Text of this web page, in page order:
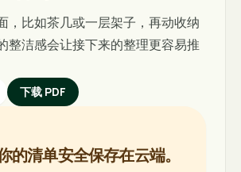
，比如茶几或一层架子，再动收纳
整洁感会让接下来的整理更容易推
下载 PDF
的清单安全保存在云端。